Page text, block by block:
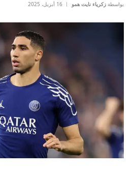
بواسطة زكرياء نايت همو 16 أبريل، 2025